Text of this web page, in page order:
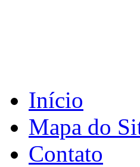
Início
Mapa do
Contato